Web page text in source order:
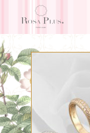
HOME
TOPICS
ITEMS
ACCESS
ONLINE SHOP